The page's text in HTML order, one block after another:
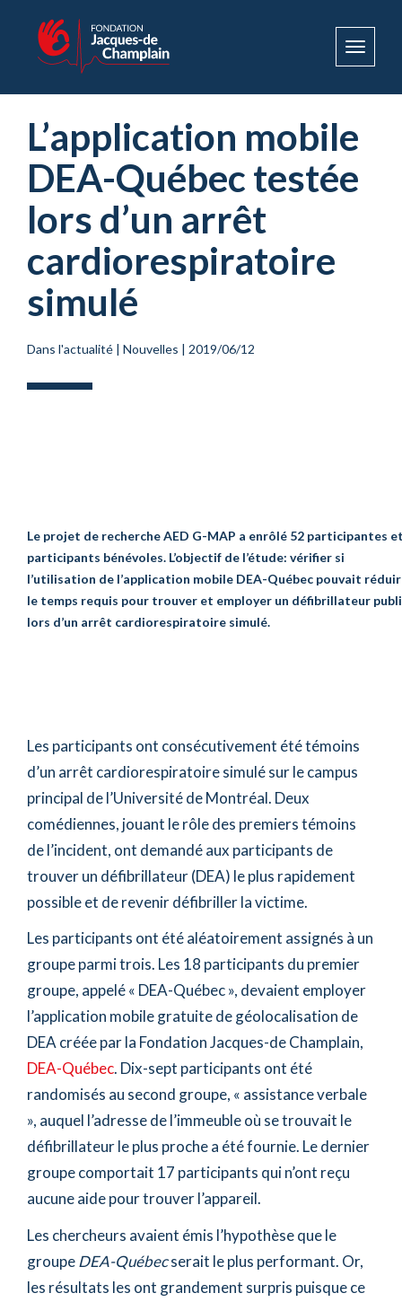
Toggle
L’application mobile
DEA-Québec testée
lors d’un arrêt
cardiorespiratoire
simulé
Dans l'actualité | Nouvelles | 2019/06/12
Le projet de recherche AED G-MAP a enrôlé 52 participantes
participants bénévoles. L’objectif de l’étude: vérifier si
l’utilisation de l’application mobile DEA-Québec pouvait
le temps requis pour trouver et employer un défibrillateur
lors d’un arrêt cardiorespiratoire simulé.
Les participants ont consécutivement été témoins
d’un arrêt cardiorespiratoire simulé sur le campus
principal de l’Université de Montréal. Deux
comédiennes, jouant le rôle des premiers témoins
de l’incident, ont demandé aux participants de
trouver un défibrillateur (DEA) le plus rapidement
possible et de revenir défibriller la victime.
Les participants ont été aléatoirement assignés à un
groupe parmi trois. Les 18 participants du premier
groupe, appelé « DEA-Québec », devaient employer
l’application mobile gratuite de géolocalisation de
DEA créée par la Fondation Jacques-de Champlain,
DEA-Québec. Dix-sept participants ont été
randomisés au second groupe, « assistance verbale
», auquel l’adresse de l’immeuble où se trouvait le
défibrillateur le plus proche a été fournie. Le dernier
groupe comportait 17 participants qui n’ont reçu
aucune aide pour trouver l’appareil.
Les chercheurs avaient émis l’hypothèse que le
groupeDEA-Québecserait le plus performant. Or,
les résultats les ont grandement surpris puisque ce